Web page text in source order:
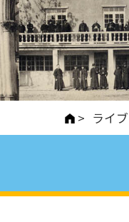
> ライ